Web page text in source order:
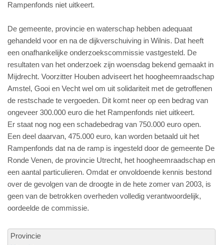
Rampenfonds niet uitkeert.
De gemeente, provincie en waterschap hebben adequaat
gehandeld voor en na de dijkverschuiving in Wilnis. Dat heeft
een onafhankelijke onderzoekscommissie vastgesteld. De
resultaten van het onderzoek zijn woensdag bekend gemaakt in
Mijdrecht. Voorzitter Houben adviseert het hoogheemraadschap
Amstel, Gooi en Vecht wel om uit solidariteit met de getroffenen
de restschade te vergoeden. Dit komt neer op een bedrag van
ongeveer 300.000 euro die het Rampenfonds niet uitkeert.
Er staat nog nog een schadebedrag van 750.000 euro open.
Een deel daarvan, 475.000 euro, kan worden betaald uit het
Rampenfonds dat na de ramp is ingesteld door de gemeente De
Ronde Venen, de provincie Utrecht, het hoogheemraadschap en
een aantal particulieren. Omdat er onvoldoende kennis bestond
over de gevolgen van de droogte in de hete zomer van 2003, is
geen van de betrokken overheden volledig verantwoordelijk,
oordeelde de commissie.
Provincie